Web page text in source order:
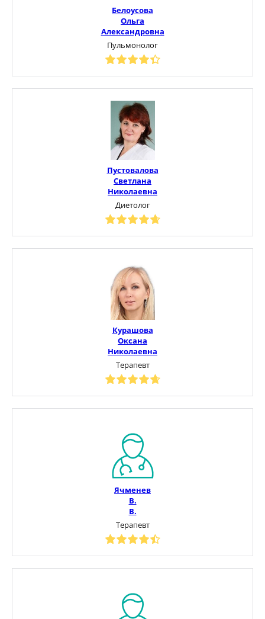
Белоусова
Ольга
Александровна
Пульмонолог
Пустовалова
Светлана
Николаевна
Диетолог
Курашова
Оксана
Николаевна
Терапевт
Ячменев
В.
В.
Терапевт